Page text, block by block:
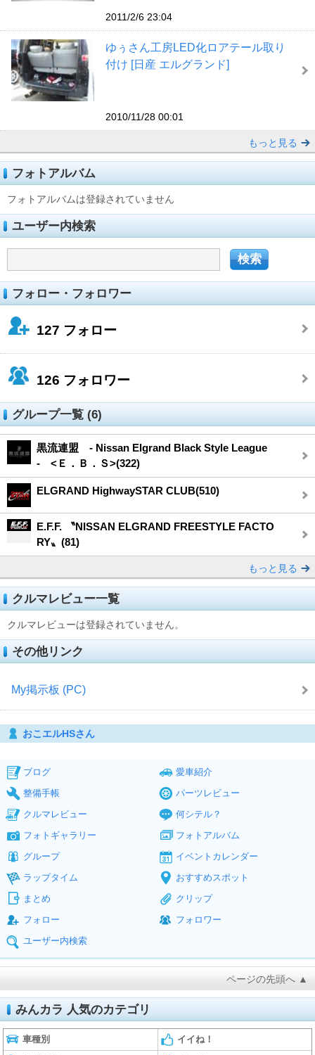
2011/2/6 23:04
ゆぅさん工房LED化ロアテール取り
付け [日産 エルグランド]
2010/11/28 00:01
もっと見る
フォトアルバム
フォトアルバムは登録されていません
ユーザー内検索
フォロー・フォロワー
127 フォロー
126 フォロワー
グループ一覧 (6)
黒流連盟 - Nissan Elgrand Black Style League
- <Ｅ．Ｂ．Ｓ>(322)
ELGRAND HighwaySTAR CLUB(510)
E.F.F. 〝NISSAN ELGRAND FREESTYLE FACTO
RY〟(81)
もっと見る
クルマレビュー一覧
クルマレビューは登録されていません。
その他リンク
My掲示板 (PC)
おこエルHSさん
ブログ
愛車紹介
整備手帳
パーツレビュー
クルマレビュー
何シテル？
フォトギャラリー
フォトアルバム
グループ
イベントカレンダー
ラップタイム
おすすめスポット
まとめ
クリップ
フォロー
フォロワー
ユーザー内検索
ページの先頭へ ▲
みんカラ 人気のカテゴリ
車種別 イイね！